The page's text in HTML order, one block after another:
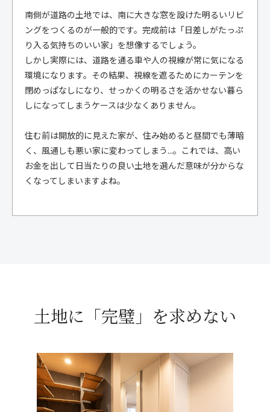
南側が道路の土地では、南に大きな窓を設けた明るいリビ
ングをつくるのが一般的です。完成前は「日差しがたっぷ
り入る気持ちのいい家」を想像するでしょう。
しかし実際には、道路を通る車や人の視線が常に気になる
環境になります。その結果、視線を遮るためにカーテンを
閉めっぱなしになり、せっかくの明るさを活かせない暮ら
しになってしまうケースは少なくありません。
住む前は開放的に見えた家が、住み始めると昼間でも薄暗
く、風通しも悪い家に変わってしまう...。これでは、高い
お金を出して日当たりの良い土地を選んだ意味が分からな
くなってしまいますよね。
土地に「完璧」を求めない